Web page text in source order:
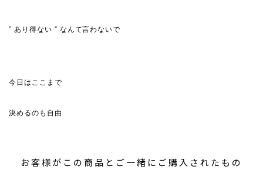
” あり得ない ” なんて言わないで
今日はここまで
決めるのも自由
お客様がこの商品とご一緒にご購入されたもの